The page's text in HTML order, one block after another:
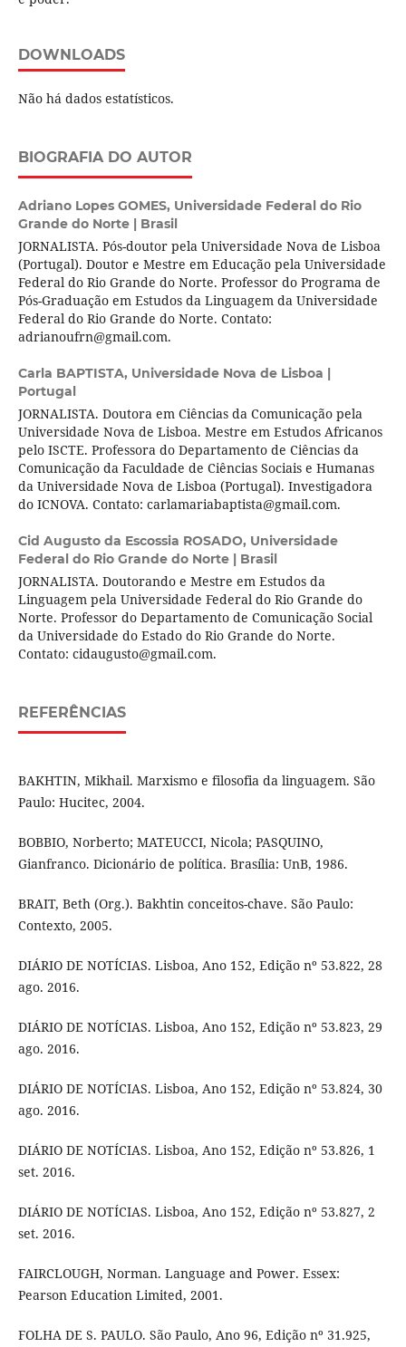
DOWNLOADS
Não há dados estatísticos.
BIOGRAFIA DO AUTOR
Adriano Lopes GOMES, Universidade Federal do Rio
Grande do Norte | Brasil
JORNALISTA. Pós-doutor pela Universidade Nova de Lisboa
(Portugal). Doutor e Mestre em Educação pela Universidade
Federal do Rio Grande do Norte. Professor do Programa de
Pós-Graduação em Estudos da Linguagem da Universidade
Federal do Rio Grande do Norte. Contato:
adrianoufrn@gmail.com.
Carla BAPTISTA, Universidade Nova de Lisboa |
Portugal
JORNALISTA. Doutora em Ciências da Comunicação pela
Universidade Nova de Lisboa. Mestre em Estudos Africanos
pelo ISCTE. Professora do Departamento de Ciências da
Comunicação da Faculdade de Ciências Sociais e Humanas
da Universidade Nova de Lisboa (Portugal). Investigadora
do ICNOVA. Contato: carlamariabaptista@gmail.com.
Cid Augusto da Escossia ROSADO, Universidade
Federal do Rio Grande do Norte | Brasil
JORNALISTA. Doutorando e Mestre em Estudos da
Linguagem pela Universidade Federal do Rio Grande do
Norte. Professor do Departamento de Comunicação Social
da Universidade do Estado do Rio Grande do Norte.
Contato: cidaugusto@gmail.com.
REFERÊNCIAS
BAKHTIN, Mikhail. Marxismo e filosofia da linguagem. São
Paulo: Hucitec, 2004.
BOBBIO, Norberto; MATEUCCI, Nicola; PASQUINO,
Gianfranco. Dicionário de política. Brasília: UnB, 1986.
BRAIT, Beth (Org.). Bakhtin conceitos-chave. São Paulo:
Contexto, 2005.
DIÁRIO DE NOTÍCIAS. Lisboa, Ano 152, Edição nº 53.822, 28
ago. 2016.
DIÁRIO DE NOTÍCIAS. Lisboa, Ano 152, Edição nº 53.823, 29
ago. 2016.
DIÁRIO DE NOTÍCIAS. Lisboa, Ano 152, Edição nº 53.824, 30
ago. 2016.
DIÁRIO DE NOTÍCIAS. Lisboa, Ano 152, Edição nº 53.826, 1
set. 2016.
DIÁRIO DE NOTÍCIAS. Lisboa, Ano 152, Edição nº 53.827, 2
set. 2016.
FAIRCLOUGH, Norman. Language and Power. Essex:
Pearson Education Limited, 2001.
FOLHA DE S. PAULO. São Paulo, Ano 96, Edição nº 31.925,